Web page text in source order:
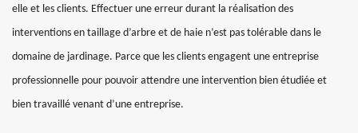
elle et les clients. Effectuer une erreur durant la réalisation des
interventions en taillage d’arbre et de haie n’est pas tolérable dans le
domaine de jardinage. Parce que les clients engagent une entreprise
professionnelle pour pouvoir attendre une intervention bien étudiée et
bien travaillé venant d’une entreprise.